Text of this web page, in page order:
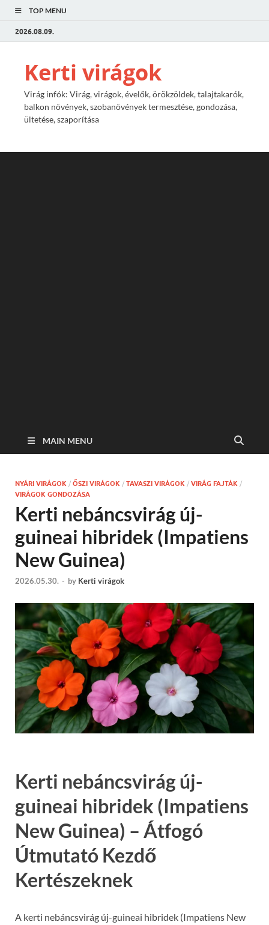
TOP MENU
2026.08.09.
Kerti virágok
Virág infók: Virág, virágok, évelők, örökzöldek, talajtakarók,
balkon növények, szobanövények termesztése, gondozása,
ültetése, szaporítása
MAIN MENU
NYÁRI VIRÁGOK / ŐSZI VIRÁGOK / TAVASZI VIRÁGOK / VIRÁG FAJTÁK /
VIRÁGOK GONDOZÁSA
Kerti nebáncsvirág új-
guineai hibridek (Impatiens
New Guinea)
2026.05.30. - by Kerti virágok
Kerti nebáncsvirág új-
guineai hibridek (Impatiens
New Guinea) – Átfogó
Útmutató Kezdő
Kertészeknek
A kerti nebáncsvirág új-guineai hibridek (Impatiens New